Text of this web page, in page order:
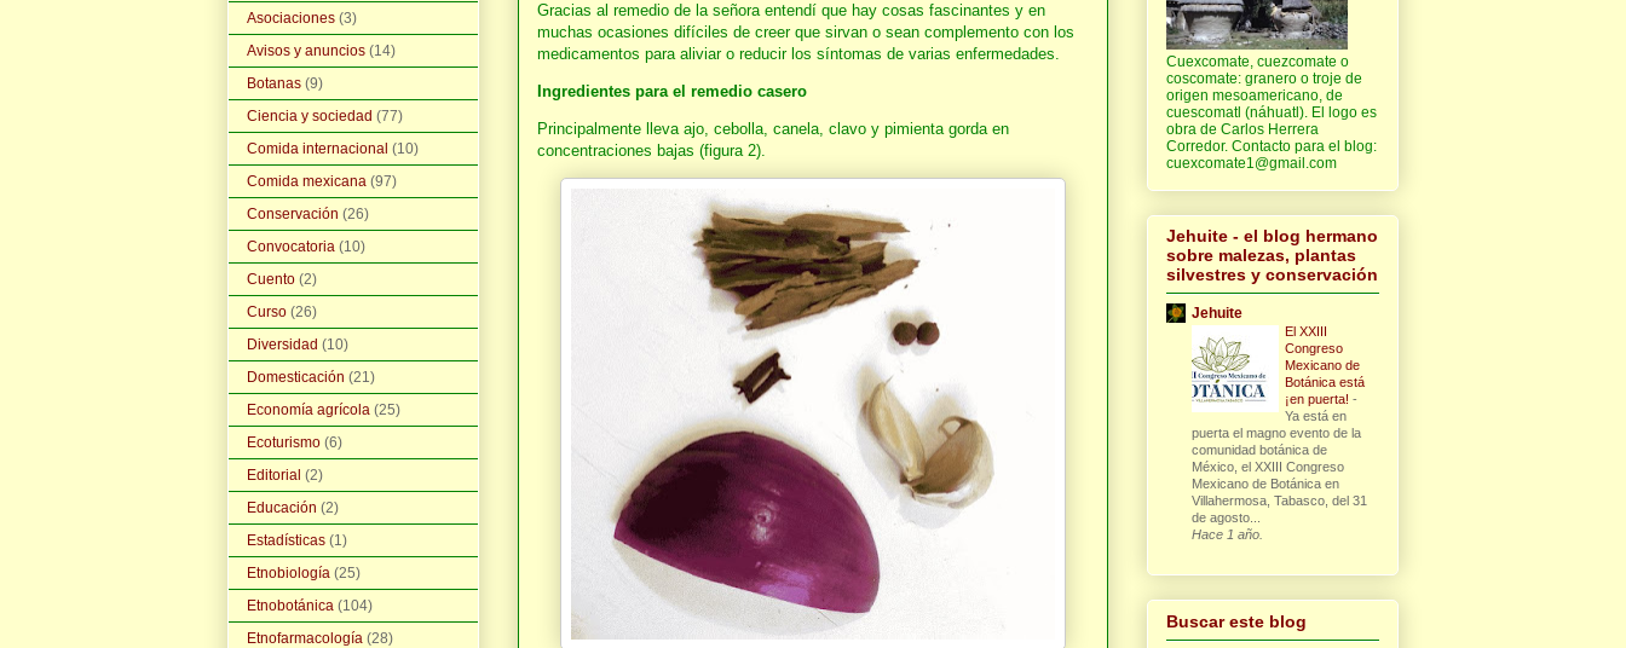
Gracias al remedio de la señora entendí que hay cosas fascinantes y en
muchas ocasiones difíciles de creer que sirvan o sean complemento con los
medicamentos para aliviar o reducir los síntomas de varias enfermedades.
Ingredientes para el remedio casero
Principalmente lleva ajo, cebolla, canela, clavo y pimienta gorda en
concentraciones bajas (figura 2).
Asociaciones (3)
Avisos y anuncios (14)
Botanas (9)
Ciencia y sociedad (77)
Comida internacional (10)
Comida mexicana (97)
Conservación (26)
Convocatoria (10)
Cuento (2)
Curso (26)
Diversidad (10)
Domesticación (21)
Economía agrícola (25)
Ecoturismo (6)
Editorial (2)
Educación (2)
Estadísticas (1)
Etnobiología (25)
Etnobotánica (104)
Etnofarmacología (28)
Cuexcomate, cuezcomate o
coscomate: granero o troje de
origen mesoamericano, de
cuescomatl (náhuatl). El logo es
obra de Carlos Herrera
Corredor. Contacto para el blog:
cuexcomate1@gmail.com
Jehuite - el blog hermano
sobre malezas, plantas
silvestres y conservación
Jehuite
El XXIII
Congreso
Mexicano de
Botánica está
¡en puerta! -
Ya está en
puerta el magno evento de la
comunidad botánica de
México, el XXIII Congreso
Mexicano de Botánica en
Villahermosa, Tabasco, del 31
de agosto...
Hace 1 año.
Buscar este blog